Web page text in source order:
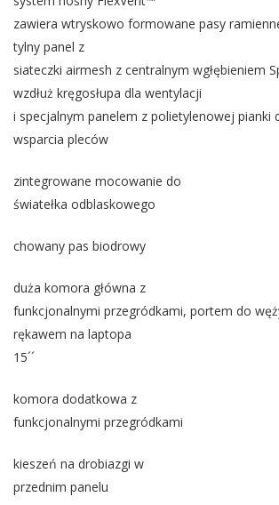
zawiera wtryskowo formowane pasy
tylny panel z
siateczki airmesh z centralnym wgłębieniem
wzdłuż kręgosłupa dla wentylacji
i specjalnym panelem z polietylenowej pianki
wsparcia pleców
zintegrowane mocowanie do
światełka odblaskowego
chowany pas biodrowy
duża komora główna z
funkcjonalnymi przegródkami, portem do
rękawem na laptopa
15´´
komora dodatkowa z
funkcjonalnymi przegródkami
kieszeń na drobiazgi w
przednim panelu